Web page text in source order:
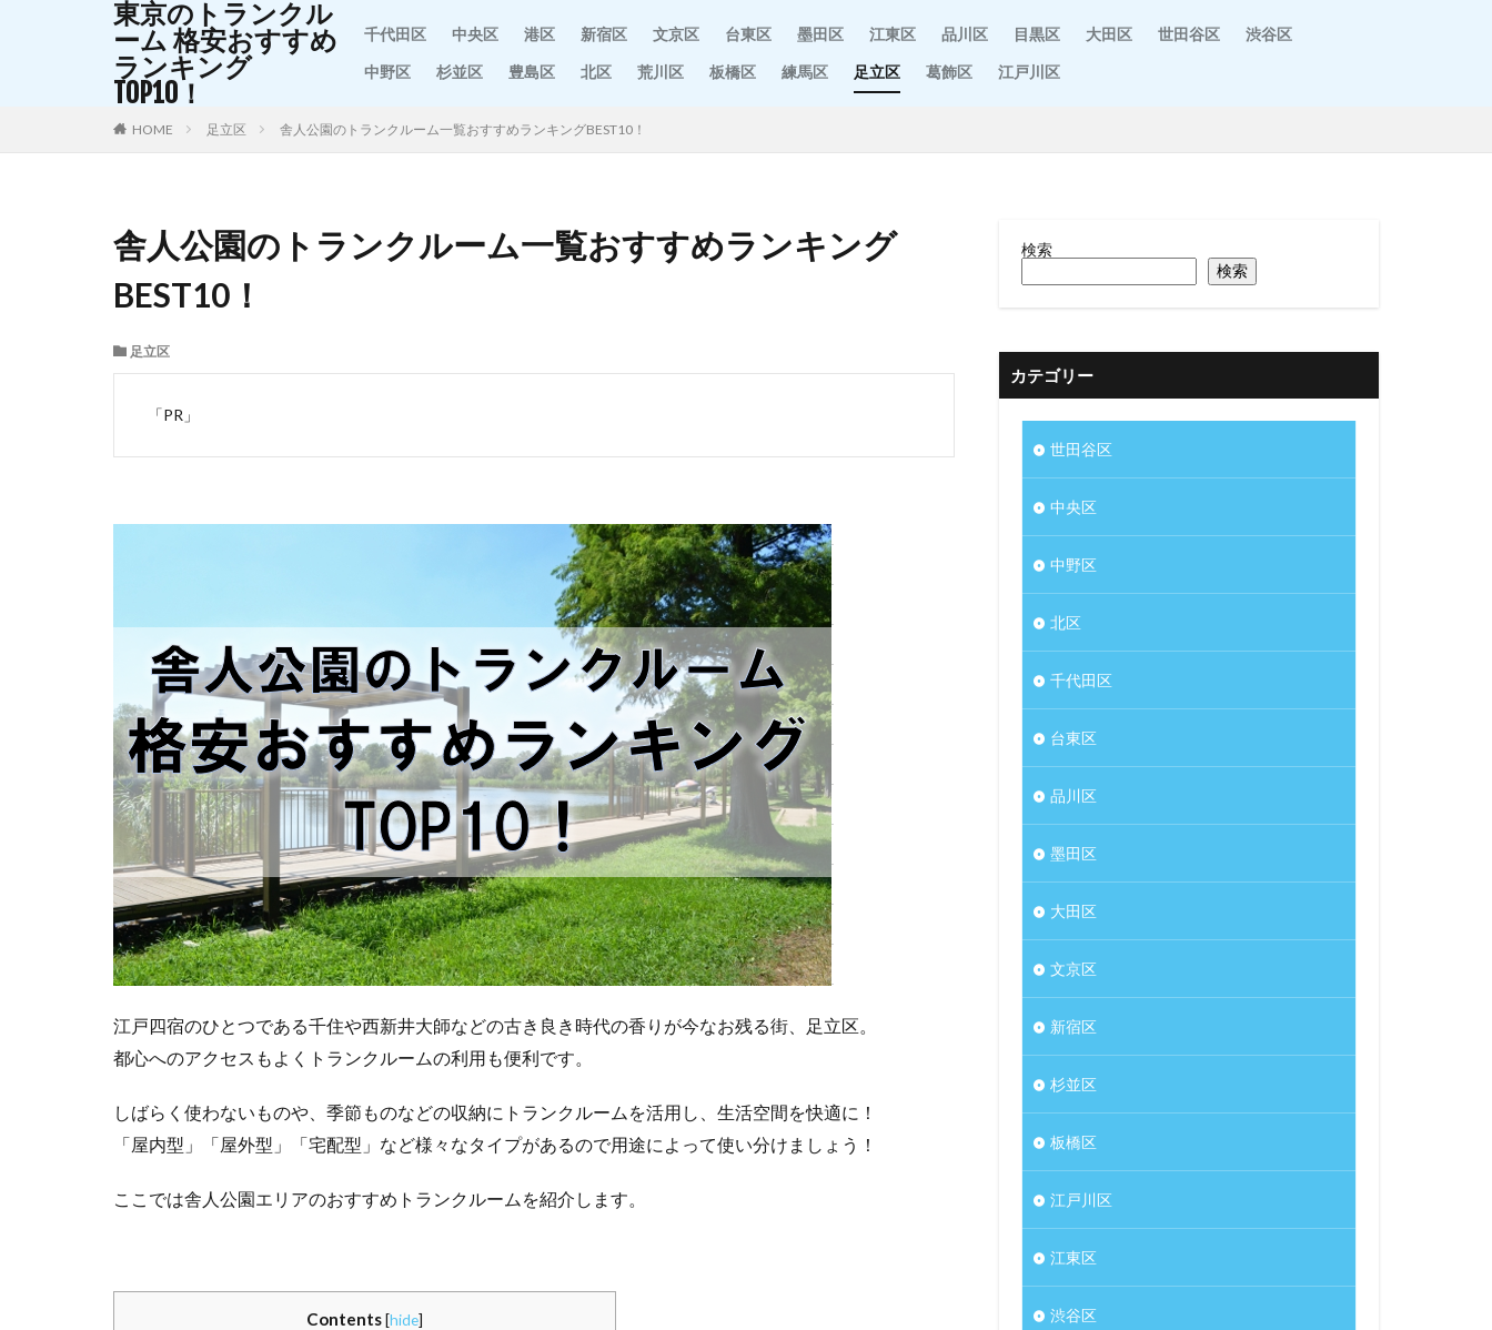
東京のトランクル
ーム 格安おすすめ
ランキング
TOP10！
千代田区 中央区 港区 新宿区 文京区 台東区 墨田区 江東区 品川区 目黒区 大田区 世田谷区
渋谷区
中野区
杉並区 豊島区 北区 荒川区 板橋区 練馬区 足立区 葛飾区 江戸川区
HOME 足立区 舎人公園のトランクルーム一覧おすすめランキングBEST10！
舎人公園のトランクルーム一覧おすすめランキング
BEST10！
足立区
「PR」
江戸四宿のひとつである千住や西新井大師などの古き良き時代の香りが今なお残る街、足立区。
都心へのアクセスもよくトランクルームの利用も便利です。
しばらく使わないものや、季節ものなどの収納にトランクルームを活用し、生活空間を快適に！
「屋内型」「屋外型」「宅配型」など様々なタイプがあるので用途によって使い分けましょう！
ここでは舎人公園エリアのおすすめトランクルームを紹介します。
Contents[hide]
検索
検索
カテゴリー
世田谷区
中央区
中野区
北区
千代田区
台東区
品川区
墨田区
大田区
文京区
新宿区
杉並区
板橋区
江戸川区
江東区
渋谷区